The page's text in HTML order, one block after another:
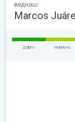
веднаш
Marcos
ДОБРО УМЕРЕНО